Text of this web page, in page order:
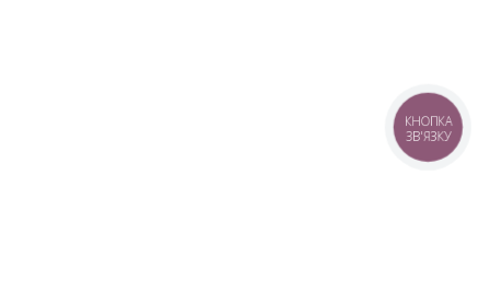
КНОПКА
ЗВ'ЯЗКУ